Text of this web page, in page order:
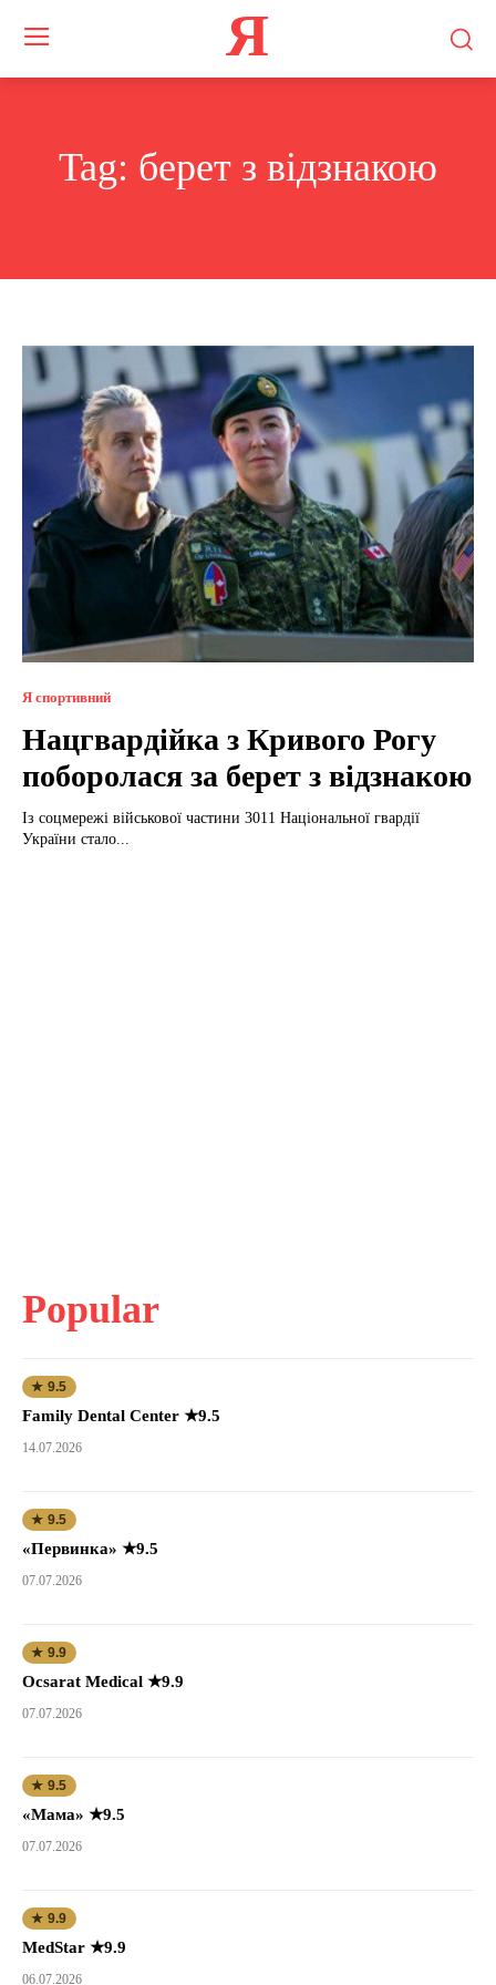
Я
Tag: берет з відзнакою
Я спортивний
Нацгвардійка з Кривого Рогу
поборолася за берет з відзнакою
Із соцмережі військової частини 3011 Національної гвардії
України стало...
Popular
★ 9.5
Family Dental Center ★9.5
14.07.2026
★ 9.5
«Первинка» ★9.5
07.07.2026
★ 9.9
Ocsarat Medical ★9.9
07.07.2026
★ 9.5
«Мама» ★9.5
07.07.2026
★ 9.9
MedStar ★9.9
06.07.2026